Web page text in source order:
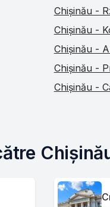
Chișinău -
Chișinău -
Chișinău -
Chișinău -
Chișinău -